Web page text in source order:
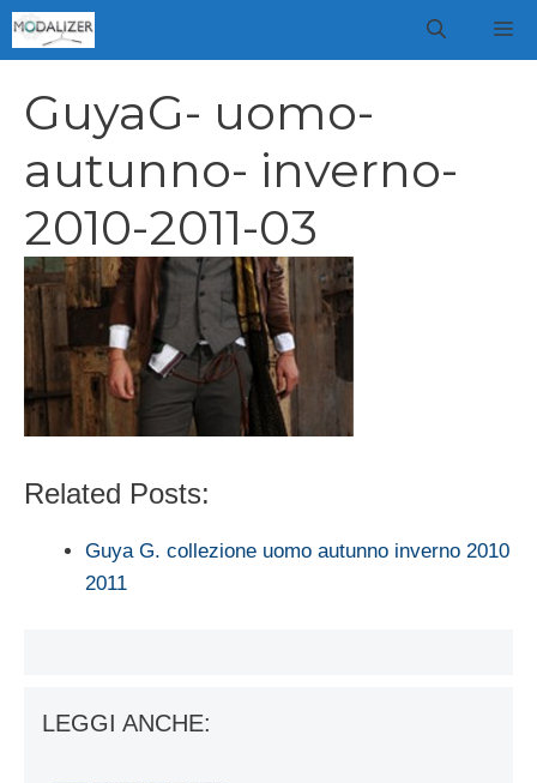
Vai
al
GuyaG- uomo-
autunno- inverno-
2010-2011-03
Related Posts:
Guya G. collezione uomo autunno inverno 2010
2011
LEGGI ANCHE: